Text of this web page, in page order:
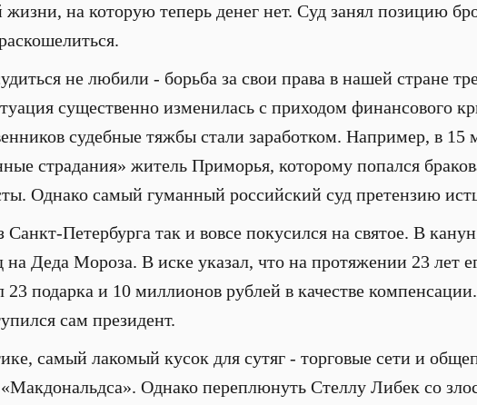
на которую теперь денег нет. Суд занял позицию
не любили - борьба за свои права в нашей стране
существенно изменилась с приходом финансового
судебные тяжбы стали заработком. Например, в
страдания» житель Приморья, которому попался
Однако самый гуманный российский суд претензию
Петербурга так и вовсе покусился на святое. В
на Деда Мороза. В иске указал, что на протяжении 23 лет
23 подарка и 10 миллионов рублей в качестве
сам президент.
самый лакомый кусок для сутяг - торговые сети и
«Макдональдса». Однако переплюнуть Стеллу Либек со